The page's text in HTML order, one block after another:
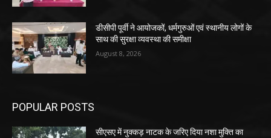
डीसीपी पूर्वी ने आयोजकों, धर्मगुरुओं एवं स्थानीय लोगों के
साथ की सुरक्षा व्यवस्था की समीक्षा
August 8, 2026
POPULAR POSTS
सीएसए में नुक्कड़ नाटक के जरिए दिया नशा मुक्ति का